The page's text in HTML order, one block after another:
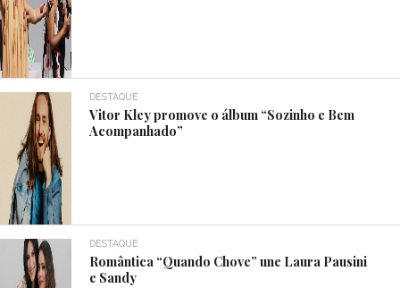
DESTAQUE
Vitor Kley promove o álbum “Sozinho e Bem
Acompanhado”
DESTAQUE
Romântica “Quando Chove” une Laura Pausini
e Sandy